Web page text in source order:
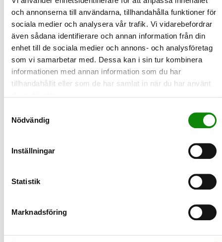
och annonserna till användarna, tillhandahålla funktioner för
sociala medier och analysera vår trafik. Vi vidarebefordrar
även sådana identifierare och annan information från din
enhet till de sociala medier och annons- och analysföretag
som vi samarbetar med. Dessa kan i sin tur kombinera
informationen med annan information som du har
tillhandahållit eller som de har samlat in när du har använt
Nödvändig
Inställningar
Statistik
Marknadsföring
Om statistiken:
Statistiken över kommunalt avfall är främst hämtad
från Avfall Sveriges system Avfall Web, men även från
producenternas organisationer. Avfall Web är
kommunernas verktyg för utveckling, benchmarking
och statistik. Kommuner och behandlingsanläggningar
rapporterar in uppgifter om avfallshantering och vilka
mängder som samlas in och behandlas. Det är dessa
fullständiga statistiken över behandlingen av
årsskriften Svensk Avfallshantering efter midsommar.
Statistiken uppdelat per kommun och län publiceras
2025-12-22
Så här sorterar du julklappspapper och
andra julförpackningar